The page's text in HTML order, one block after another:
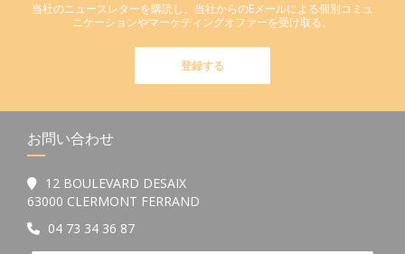
当社のニュースレターを購読し、当社からのEメールによる個別コミュ
ニケーションやマーケティングオファーを受け取る。
登録する
お問い合わせ
12 BOULEVARD DESAIX
63000 CLERMONT FERRAND
04 73 34 36 87